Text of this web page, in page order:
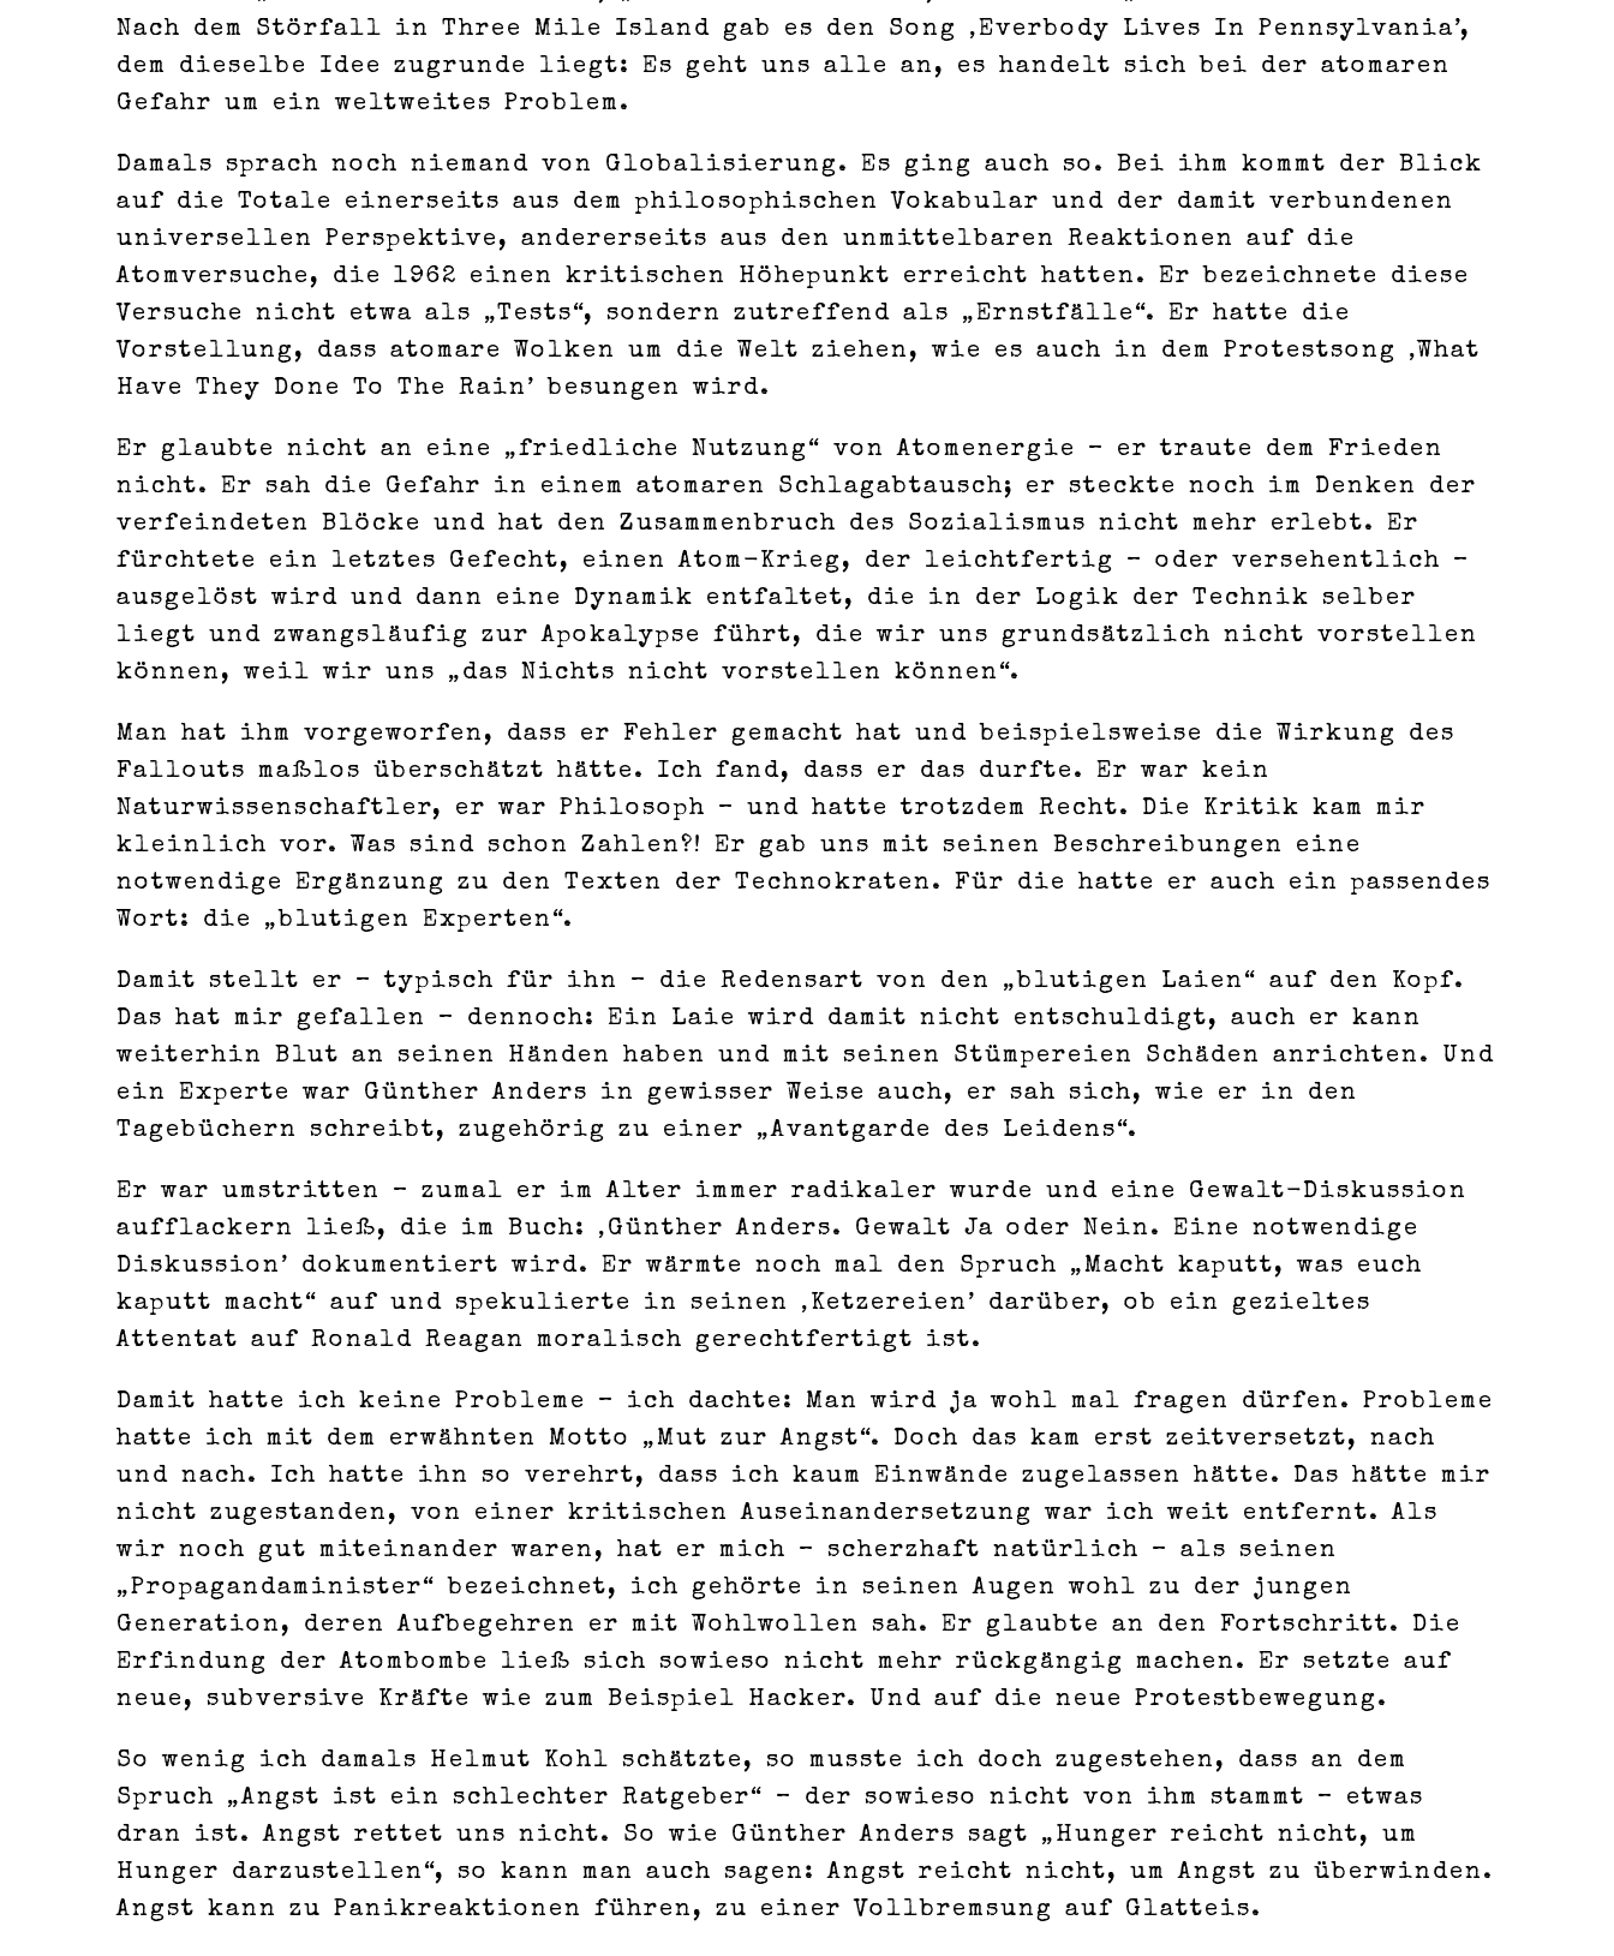
Nach dem Störfall in Three Mile Island gab es den Song ‚Everbody Lives In Pennsylvania’,
dem dieselbe Idee zugrunde liegt: Es geht uns alle an, es handelt sich bei der atomaren
Gefahr um ein weltweites Problem.
Damals sprach noch niemand von Globalisierung. Es ging auch so. Bei ihm kommt der Blick
auf die Totale einerseits aus dem philosophischen Vokabular und der damit verbundenen
universellen Perspektive, andererseits aus den unmittelbaren Reaktionen auf die
Atomversuche, die 1962 einen kritischen Höhepunkt erreicht hatten. Er bezeichnete diese
Versuche nicht etwa als „Tests“, sondern zutreffend als „Ernstfälle“. Er hatte die
Vorstellung, dass atomare Wolken um die Welt ziehen, wie es auch in dem Protestsong ‚What
Have They Done To The Rain’ besungen wird.
Er glaubte nicht an eine „friedliche Nutzung“ von Atomenergie – er traute dem Frieden
nicht. Er sah die Gefahr in einem atomaren Schlagabtausch; er steckte noch im Denken der
verfeindeten Blöcke und hat den Zusammenbruch des Sozialismus nicht mehr erlebt. Er
fürchtete ein letztes Gefecht, einen Atom-Krieg, der leichtfertig – oder versehentlich –
ausgelöst wird und dann eine Dynamik entfaltet, die in der Logik der Technik selber
liegt und zwangsläufig zur Apokalypse führt, die wir uns grundsätzlich nicht vorstellen
können, weil wir uns „das Nichts nicht vorstellen können“.
Man hat ihm vorgeworfen, dass er Fehler gemacht hat und beispielsweise die Wirkung des
Fallouts maßlos überschätzt hätte. Ich fand, dass er das durfte. Er war kein
Naturwissenschaftler, er war Philosoph – und hatte trotzdem Recht. Die Kritik kam mir
kleinlich vor. Was sind schon Zahlen?! Er gab uns mit seinen Beschreibungen eine
notwendige Ergänzung zu den Texten der Technokraten. Für die hatte er auch ein passendes
Wort: die „blutigen Experten“.
Damit stellt er – typisch für ihn – die Redensart von den „blutigen Laien“ auf den Kopf.
Das hat mir gefallen – dennoch: Ein Laie wird damit nicht entschuldigt, auch er kann
weiterhin Blut an seinen Händen haben und mit seinen Stümpereien Schäden anrichten. Und
ein Experte war Günther Anders in gewisser Weise auch, er sah sich, wie er in den
Tagebüchern schreibt, zugehörig zu einer „Avantgarde des Leidens“.
Er war umstritten – zumal er im Alter immer radikaler wurde und eine Gewalt-Diskussion
aufflackern ließ, die im Buch: ‚Günther Anders. Gewalt Ja oder Nein. Eine notwendige
Diskussion’ dokumentiert wird. Er wärmte noch mal den Spruch „Macht kaputt, was euch
kaputt macht“ auf und spekulierte in seinen ‚Ketzereien’ darüber, ob ein gezieltes
Attentat auf Ronald Reagan moralisch gerechtfertigt ist.
Damit hatte ich keine Probleme – ich dachte: Man wird ja wohl mal fragen dürfen. Probleme
hatte ich mit dem erwähnten Motto „Mut zur Angst“. Doch das kam erst zeitversetzt, nach
und nach. Ich hatte ihn so verehrt, dass ich kaum Einwände zugelassen hätte. Das hätte mir
nicht zugestanden, von einer kritischen Auseinandersetzung war ich weit entfernt. Als
wir noch gut miteinander waren, hat er mich – scherzhaft natürlich – als seinen
„Propagandaminister“ bezeichnet, ich gehörte in seinen Augen wohl zu der jungen
Generation, deren Aufbegehren er mit Wohlwollen sah. Er glaubte an den Fortschritt. Die
Erfindung der Atombombe ließ sich sowieso nicht mehr rückgängig machen. Er setzte auf
neue, subversive Kräfte wie zum Beispiel Hacker. Und auf die neue Protestbewegung.
So wenig ich damals Helmut Kohl schätzte, so musste ich doch zugestehen, dass an dem
Spruch „Angst ist ein schlechter Ratgeber“ – der sowieso nicht von ihm stammt – etwas
dran ist. Angst rettet uns nicht. So wie Günther Anders sagt „Hunger reicht nicht, um
Hunger darzustellen“, so kann man auch sagen: Angst reicht nicht, um Angst zu überwinden.
Angst kann zu Panikreaktionen führen, zu einer Vollbremsung auf Glatteis.